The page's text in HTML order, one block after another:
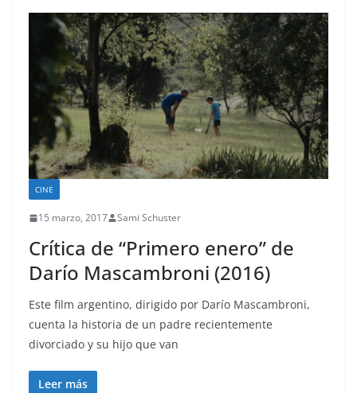
CINE
15 marzo, 2017 Sami Schuster
Crítica de “Primero enero” de
Darío Mascambroni (2016)
Este film argentino, dirigido por Darío Mascambroni,
cuenta la historia de un padre recientemente
divorciado y su hijo que van
Leer más